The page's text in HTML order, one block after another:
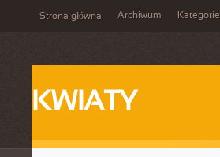
Strona główna Archiwum Kategorie
KWIATY